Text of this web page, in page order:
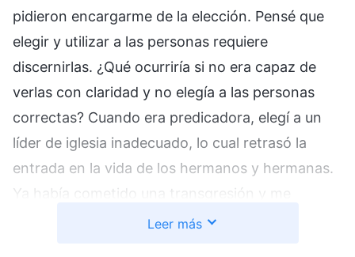
pidieron encargarme de la elección. Pensé que
elegir y utilizar a las personas requiere
discernirlas. ¿Qué ocurriría si no era capaz de
verlas con claridad y no elegía a las personas
correctas? Cuando era predicadora, elegí a un
líder de iglesia inadecuado, lo cual retrasó la
entrada en la vida de los hermanos y hermanas.
Ya había cometido una transgresión y me
preocupaba mucho elegir mal de nuevo. Pensé:
Leer más